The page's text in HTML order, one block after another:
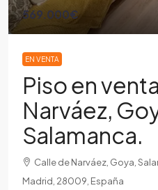
569.000€
EN VENTA
Piso en
Narváez,
Salamanca.
Calle de Narváez, Goya,
Madrid, 28009, España